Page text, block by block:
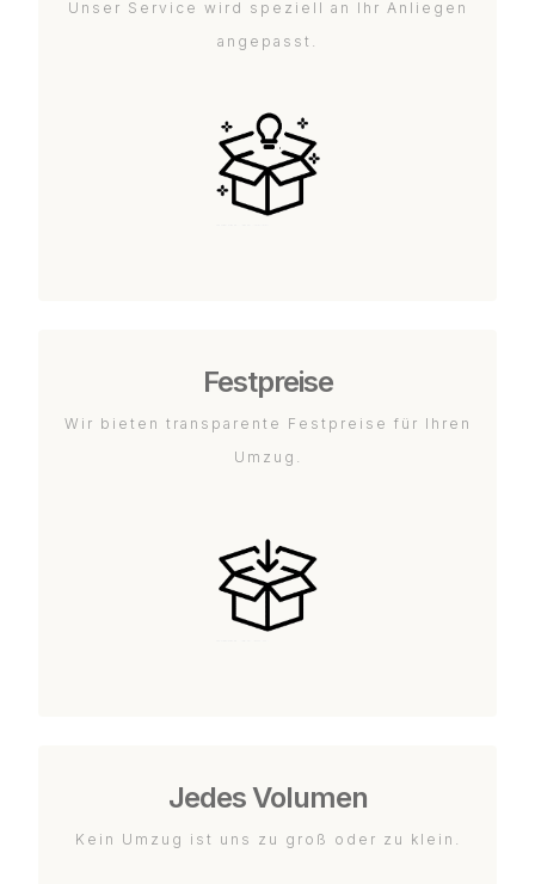
Unser Service wird speziell an Ihr Anliegen
angepasst.
Festpreise
Wir bieten transparente Festpreise für Ihren
Umzug.
Jedes Volumen
Kein Umzug ist uns zu groß oder zu klein.